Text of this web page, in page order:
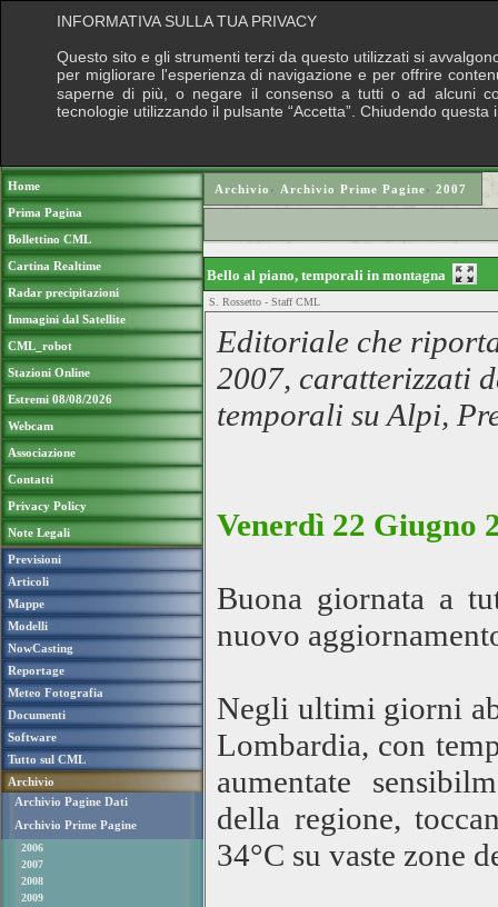
Home
Prima Pagina
Bollettino CML
Cartina Realtime
Radar precipitazioni
Immagini dal Satellite
CML_robot
Stazioni Online
Estremi 08/08/2026
Webcam
Associazione
Contatti
Privacy Policy
Note Legali
Previsioni
Articoli
Mappe
Modelli
NowCasting
Reportage
Meteo Fotografia
Documenti
Software
Tutto sul CML
Archivio
Archivio Pagine Dati
Archivio Prime Pagine
2006
2007
2008
2009
Archivio › Archivio Prime Pagine› 2007
Bello al piano, temporali in montagna
S. Rossetto - Staff CML
Editoriale che
2007, caratterizzati
temporali su Alpi,
Venerdì 22 Giugno
Buona giornata a
nuovo
Negli ultimi giorni
Lombardia, con
aumentate
della regione,
34°C su vaste zone
INFORMATIVA SULLA TUA PRIVACY
Questo sito e gli strumenti terzi da questo utilizzati si
per migliorare l'esperienza di navigazione e per offrire
saperne di più, o negare il consenso a tutti o ad alcuni
tecnologie utilizzando il pulsante “Accetta”. Chiudendo